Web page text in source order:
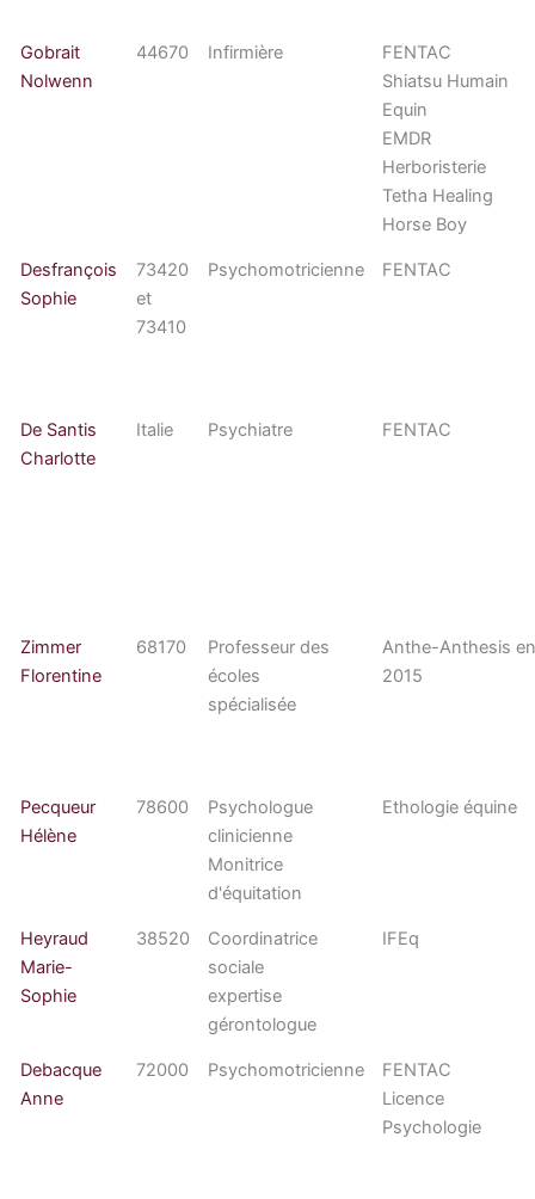
Gobrait
Nolwenn
44670 Infirmière
FENTAC
Shiatsu Humain
Equin
EMDR
Herboristerie
Tetha Healing
Horse Boy
Desfrançois
Sophie
73420
et
73410
Psychomotricienne FENTAC
De Santis
Charlotte
Italie Psychiatre FENTAC
Zimmer
Florentine
68170
Professeur des
écoles
spécialisée
Anthe-Anthesis
2015
Pecqueur
Hélène
78600
Psychologue
clinicienne
Monitrice
d'équitation
Ethologie équine
Heyraud
Marie-
Sophie
38520
Coordinatrice
sociale
expertise
gérontologue
IFEq
Debacque
Anne
72000 Psychomotricienne
FENTAC
Licence
Psychologie